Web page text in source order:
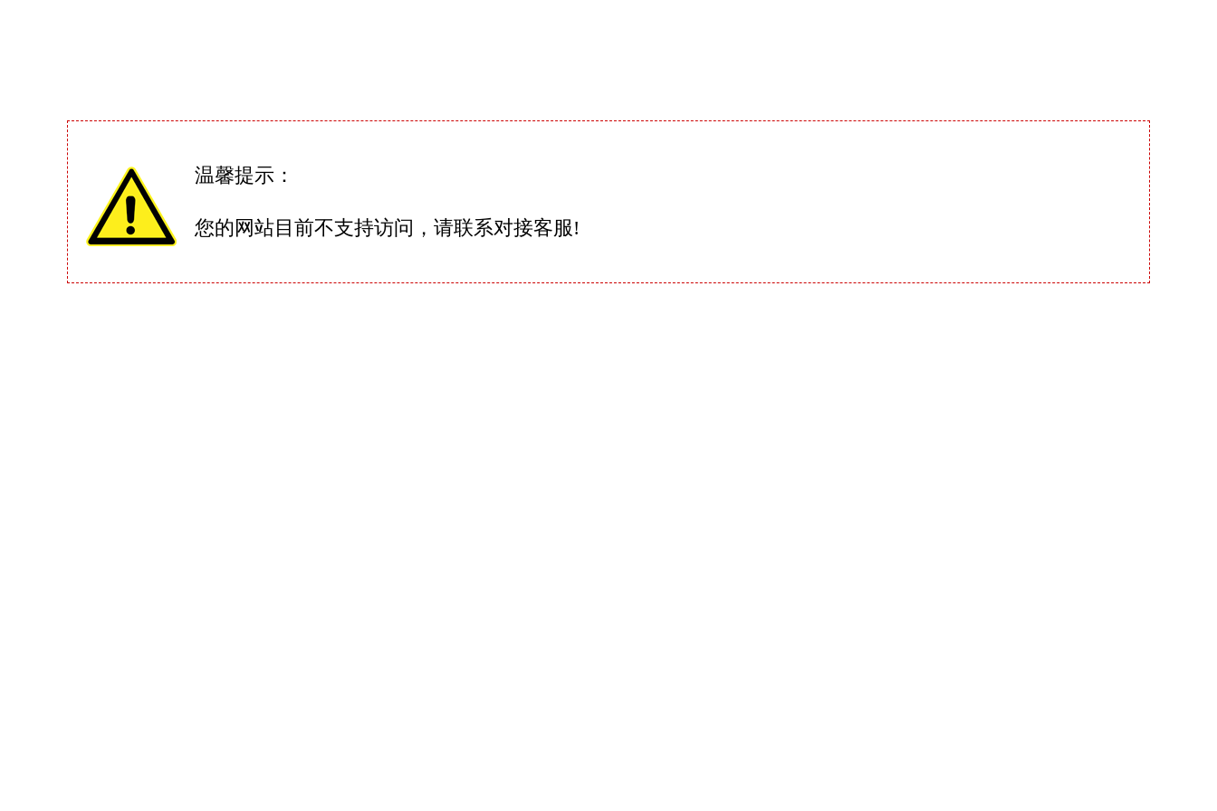
温馨提示：
您的网站目前不支持访问，请联系对接客服!